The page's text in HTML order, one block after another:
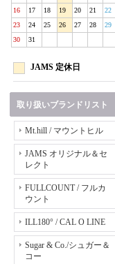
16
17 18 19 20 21
22
23
24 25 26 27 28
29
30
31
JAMS 定休日
取り扱いブランドリスト
Mt.hill / マウントヒル
JAMS オリジナル＆セ
レクト
FULLCOUNT / フルカ
ウント
ILL180° / CAL O LINE
Sugar & Co./シュガー＆
コー